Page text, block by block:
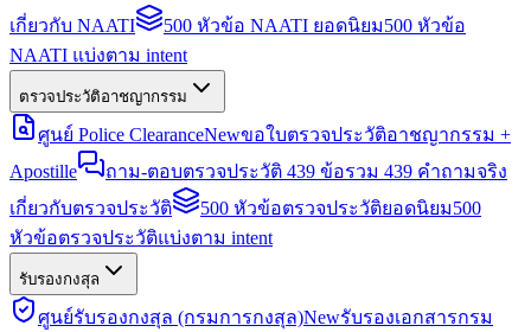
เกี่ยวกับ NAATI
500 หัวข้อ NAATI ยอดนิยม500 หัวข้อ
NAATI แบ่งตาม intent
ตรวจประวัติอาชญากรรม
ศูนย์ Police ClearanceNewขอใบตรวจประวัติอาชญากรรม +
Apostille
ถาม-ตอบตรวจประวัติ 439 ข้อรวม 439 คำถามจริง
เกี่ยวกับตรวจประวัติ
500 หัวข้อตรวจประวัติยอดนิยม500
หัวข้อตรวจประวัติแบ่งตาม intent
รับรองกงสุล
ศูนย์รับรองกงสุล (กรมการกงสุล)Newรับรองเอกสารกรม